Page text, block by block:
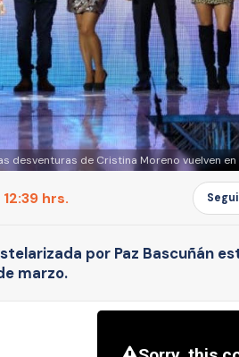
desventuras de Cristina Moreno vuelven en
hrs.
por Paz Bascuñán
marzo.